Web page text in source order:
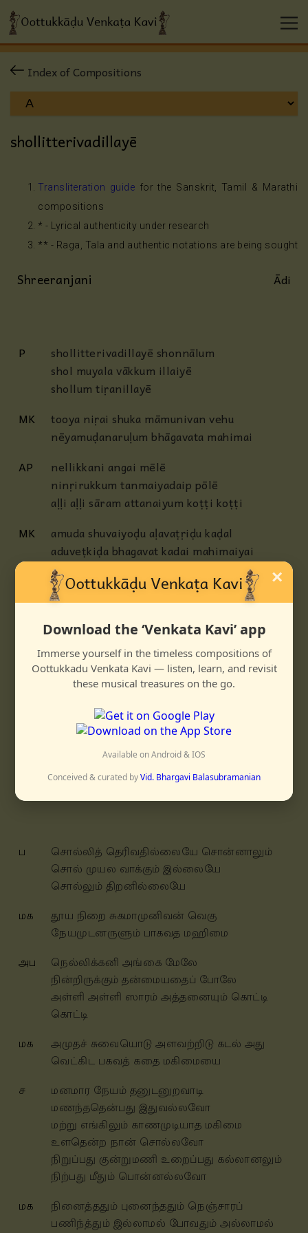
Index of Compositions
shollitterivadillayē
Transliteration guide for the Sanskrit, Tamil & Marathi
compositions
* - Lyrical authenticity under research
** - Raga, Tala and authentic notations are being sought
Shreeranjani Ādi
P
shollitterivadillayē shonnālum
shol muyala vākkum illaiyē
shollum tiṛanillayē
MK
tooya niṛai shuka māmunivan vehu
nēyamuḍanaruḷum bhāgavata mahimai
AP
nellikkani angai mēlē
ninṛirukkum tanmaiyadaip pōlē
aḷḷi aḷḷi sāram attanaiyum koṭṭi koṭṭi
MK
amuda shuvaiyoḍu aḷavaṭṛiḍu kaḍal
aduveṭkiḍa bhagavat kadai mahimaiyai
manamāra nēyam tannuḍan uṛavāḍi
maṇandadenbadu iduvallavō
uḷadenṛa nān shollavō
niṛuppadu kunṛumaṇi uṛaippadu kallānālum
niṛpadu meedum ponnallavō
paṇittadum
illāmal pōvadum allāmal vēṛonṛum
ஸ்ரீ ரஞ்சனி
ப
சொல்லித் தெரிவதில்லையே சொன்னாலும்
சொல் முயல வாக்கும் இல்லையே
சொல்லும் திறனில்லையே
மக
தூய நிறை சுகமாமுனிவன் வெகு
நேயமுடனருளும் பாகவத மஹிமை
அப
நெல்லிக்கனி அங்கை மேலே
நின்றிருக்கும் தன்மையதைப் போலே
அள்ளி அள்ளி ஸாரம் அத்தனையும் கொட்டி
கொட்டி
மக
அமுதச் சுவையொடு அளவற்றிடு கடல் அது
வெட்கிட பகவத் கதை மகிமையை
ச
மனமார நேயம் தனுடனுறவாடி
மணந்ததென்பது இதுவல்லவோ
மற்று எங்கிலும் காணமுடியாத மகிமை
உளதென்ற நான் சொல்லவோ
நிறுப்பது குன்றுமணி உறைப்பது கல்லானலும்
நிற்பது மீதும் பொன்னல்லவோ
மக
நினைத்ததும் புனைந்ததும் நெஞ்சாரப்
பணிந்த்தும் இல்லாமல் போவதும் அல்லாமல்
×
Download the ‘Venkata Kavi’ app
Immerse yourself in the timeless compositions of
Oottukkadu Venkata Kavi — listen, learn, and revisit
these musical treasures on the go.
Available on Android & IOS
Conceived & curated byVid. Bhargavi Balasubramanian